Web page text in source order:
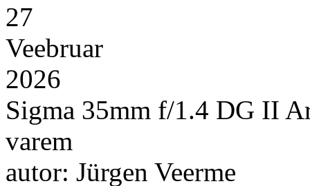
27
Veebruar
2026
Sigma 35mm f/1.4 DG II
varem
autor: Jürgen Veerme